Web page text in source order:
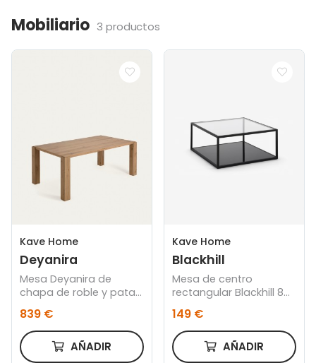
Mobiliario 3 productos
Kave Home
Deyanira
Mesa Deyanira de
chapa de roble y patas
roble 200 x 100 cm
839 €
AÑADIR
Kave Home
Blackhill
Mesa de centro
rectangular Blackhill 80
149 €
AÑADIR